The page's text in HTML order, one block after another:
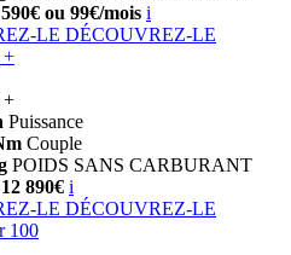
ou 99€/mois i
LE DÉCOUVREZ-LE
+
+
Puissance
Couple
POIDS SANS CARBURANT
890€ i
LE DÉCOUVREZ-LE
100